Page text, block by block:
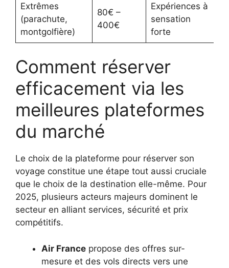
Extrêmes
(parachute,
montgolfière)
80€ –
400€
Expériences à
sensation
forte
Comment réserver
efficacement via les
meilleures plateformes
du marché
Le choix de la plateforme pour réserver son
voyage constitue une étape tout aussi cruciale
que le choix de la destination elle-même. Pour
2025, plusieurs acteurs majeurs dominent le
secteur en alliant services, sécurité et prix
compétitifs.
Air France propose des offres sur-
mesure et des vols directs vers une